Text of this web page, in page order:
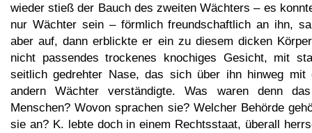
wieder stieß der Bauch des zweiten Wächters – es
nur Wächter sein – förmlich freundschaftlich an ihn,
aber auf, dann erblickte er ein zu diesem dicken
nicht passendes trockenes knochiges Gesicht, mit
seitlich gedrehter Nase, das sich über ihn hinweg mit
andern Wächter verständigte. Was waren denn
Menschen? Wovon sprachen sie? Welcher Behörde
sie an? K. lebte doch in einem Rechtsstaat, überall